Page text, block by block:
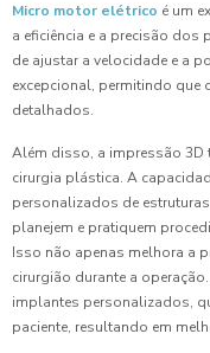
Micro motor elétrico é um
a eficiência e a precisão
de ajustar a velocidade e a
excepcional, permitindo que
detalhados.
Além disso, a impressão 3D
cirurgia plástica. A
personalizados de
planejem e pratiquem
Isso não apenas melhora a
cirurgião durante a
implantes personalizados,
paciente, resultando em